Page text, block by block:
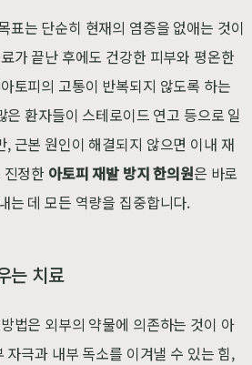
표는 단순히 현재의 염증을 없애는 것이
가 끝난 후에도 건강한 피부와 평온한
토피의 고통이 반복되지 않도록 하는
환자들이 스테로이드 연고 등으로 일
근본 원인이 해결되지 않으면 이내 재
진정한 아토피 재발 방지 한의원은 바로
는 데 모든 역량을 집중합니다.
는 치료
법은 외부의 약물에 의존하는 것이 아
자극과 내부 독소를 이겨낼 수 있는 힘,